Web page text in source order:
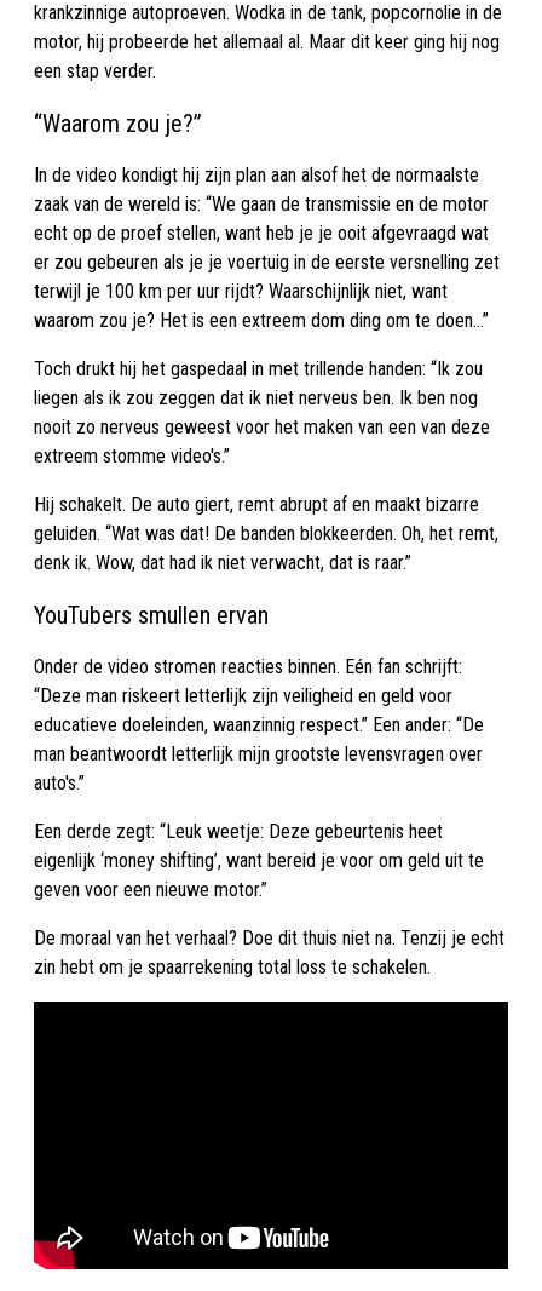
krankzinnige autoproeven. Wodka in de tank, popcornolie in de
motor, hij probeerde het allemaal al. Maar dit keer ging hij nog
een stap verder.
“Waarom zou je?”
In de video kondigt hij zijn plan aan alsof het de normaalste
zaak van de wereld is: “We gaan de transmissie en de motor
echt op de proef stellen, want heb je je ooit afgevraagd wat
er zou gebeuren als je je voertuig in de eerste versnelling zet
terwijl je 100 km per uur rijdt? Waarschijnlijk niet, want
waarom zou je? Het is een extreem dom ding om te doen…”
Toch drukt hij het gaspedaal in met trillende handen: “Ik zou
liegen als ik zou zeggen dat ik niet nerveus ben. Ik ben nog
nooit zo nerveus geweest voor het maken van een van deze
extreem stomme video's.”
Hij schakelt. De auto giert, remt abrupt af en maakt bizarre
geluiden. “Wat was dat! De banden blokkeerden. Oh, het remt,
denk ik. Wow, dat had ik niet verwacht, dat is raar.”
YouTubers smullen ervan
Onder de video stromen reacties binnen. Eén fan schrijft:
“Deze man riskeert letterlijk zijn veiligheid en geld voor
educatieve doeleinden, waanzinnig respect.” Een ander: “De
man beantwoordt letterlijk mijn grootste levensvragen over
auto's.”
Een derde zegt: “Leuk weetje: Deze gebeurtenis heet
eigenlijk ‘money shifting’, want bereid je voor om geld uit te
geven voor een nieuwe motor.”
De moraal van het verhaal? Doe dit thuis niet na. Tenzij je echt
zin hebt om je spaarrekening total loss te schakelen.